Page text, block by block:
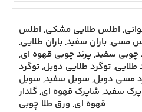
, اطلس طلایی مشکی, اطلس
مسی,باران سفید,باران طلایی,
چوبی سفید,پرند چوبی قهوه ای,
طلایی,توگرد طلایی دوبل,توگرد
مسی دوبل, سوبل سفید, سوبل
سفید, شاپرک قهوه ای,گلدار
قهوه ای, ورق طلا چوبی